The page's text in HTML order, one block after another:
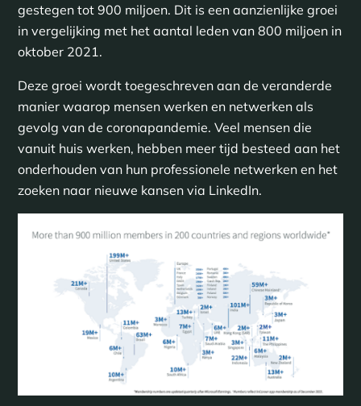
gestegen tot 900 miljoen. Dit is een aanzienlijke groei
in vergelijking met het aantal leden van 800 miljoen in
oktober 2021.
Deze groei wordt toegeschreven aan de veranderde
manier waarop mensen werken en netwerken als
gevolg van de coronapandemie. Veel mensen die
vanuit huis werken, hebben meer tijd besteed aan het
onderhouden van hun professionele netwerken en het
zoeken naar nieuwe kansen via LinkedIn.